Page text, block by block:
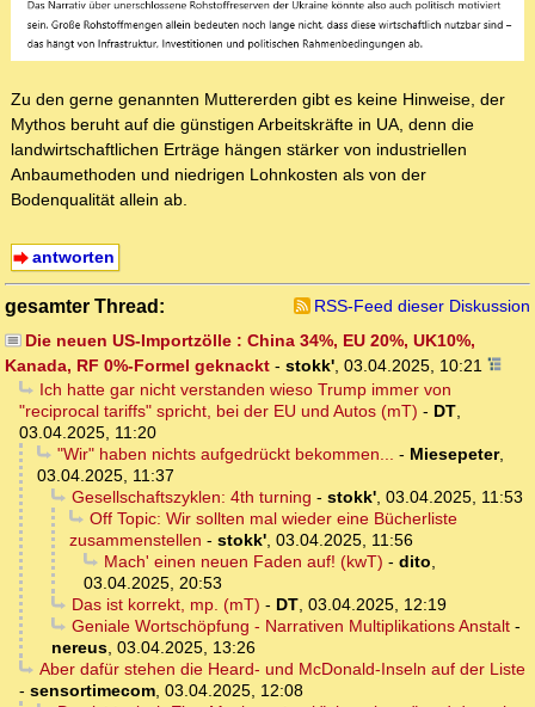
Zu den gerne genannten Muttererden gibt es keine Hinweise, der
Mythos beruht auf die günstigen Arbeitskräfte in UA, denn die
landwirtschaftlichen Erträge hängen stärker von industriellen
Anbaumethoden und niedrigen Lohnkosten als von der
Bodenqualität allein ab.
antworten
gesamter Thread:
RSS-Feed dieser Diskussion
Die neuen US-Importzölle : China 34%, EU 20%, UK10%,
Kanada, RF 0%-Formel geknackt - stokk' 03.04.2025, 10:21
Ich hatte gar nicht verstanden wieso Trump immer von
"reciprocal tariffs" spricht, bei der EU und Autos (mT) - DT
03.04.2025, 11:20
"Wir" haben nichts aufgedrückt bekommen...
- Miesepeter,
03.04.2025, 11:37
Gesellschaftszyklen: 4th turning - stokk', 03.04.2025, 11:53
Off Topic: Wir sollten mal wieder eine Bücherliste
zusammenstellen - stokk' 03.04.2025, 11:56
Mach' einen neuen Faden auf! (kwT) - dito
03.04.2025, 20:53
Das ist korrekt, mp. (mT) - DT, 03.04.2025, 12:19
Geniale Wortschöpfung - Narrativen Multiplikations Anstalt-
nereus 03.04.2025, 13:26
Aber dafür stehen die Heard- und McDonald-Inseln auf der Liste
- sensortimecom 03.04.2025, 12:08